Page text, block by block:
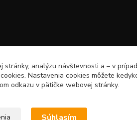
analýzu návštevnosti a – v
Nastavenia cookies môžete
odkazu v pätičke webovej stránky.
Súhlasím